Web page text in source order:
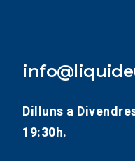
Dilluns a
19:30h.